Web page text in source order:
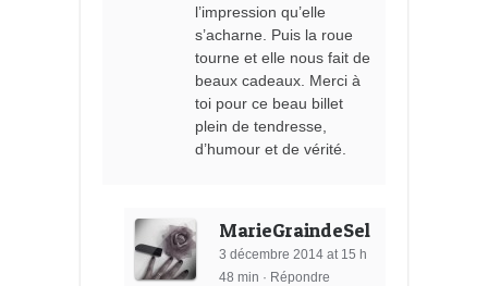
l’impression qu’elle
s’acharne. Puis la roue
tourne et elle nous fait de
beaux cadeaux. Merci à
toi pour ce beau billet
plein de tendresse,
d’humour et de vérité.
MarieGraindeSel
3 décembre 2014 at 15 h
48 min · Répondre